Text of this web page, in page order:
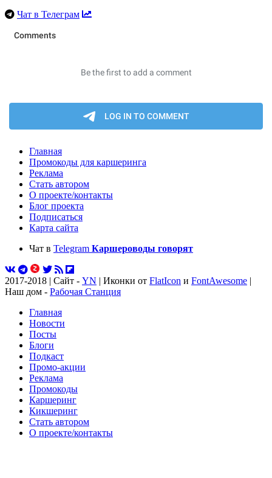
Чат в Телеграм
Главная
Промокоды для каршеринга
Реклама
Стать автором
О проекте/контакты
Блог проекта
Подписаться
Карта сайта
Чат в Telegram Каршероводы говорят
2017-2018 | Сайт - YN | Иконки от FlatIcon и FontAwesome |
Наш дом - Рабочая Станция
Главная
Новости
Посты
Блоги
Подкаст
Промо-акции
Реклама
Промокоды
Каршеринг
Кикшеринг
Стать автором
О проекте/контакты